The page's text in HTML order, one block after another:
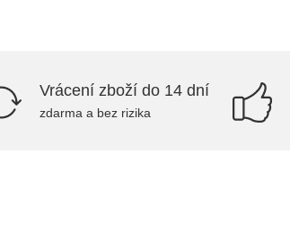
Vrácení zboží do 14 dní
zdarma a bez rizika